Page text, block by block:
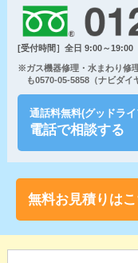
[受付時間］全日 9:00～19:00
※ガス機器修理・水まわり修
も0570-05-5858（ナビダイ
通話料無料(グッドラ
電話で相談する
無料お見積りは